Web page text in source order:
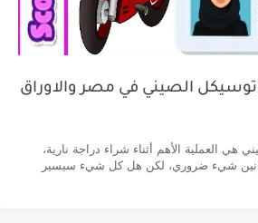
الصيني في مصر والاوراق
هي العملية الأهم أثناء شراء دراجة نارية،
شيء ضروري، لكن هل كل شيء سيسير